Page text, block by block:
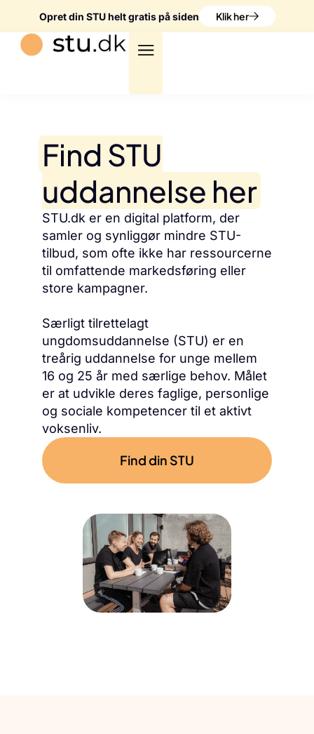
Opret din STU helt gratis på siden Klik her
Find STU
uddannelse her
STU.dk er en digital platform, der
samler og synliggør mindre STU-
tilbud, som ofte ikke har ressourcerne
til omfattende markedsføring eller
store kampagner.
Særligt tilrettelagt
ungdomsuddannelse (STU) er en
treårig uddannelse for unge mellem
16 og 25 år med særlige behov. Målet
er at udvikle deres faglige, personlige
og sociale kompetencer til et aktivt
voksenliv.
Find din STU